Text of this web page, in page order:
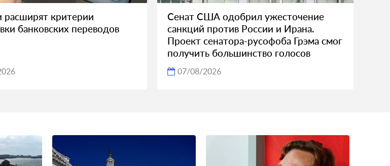
расширят критерии
банковских переводов
Сенат США одобрил ужесточение
санкций против России и Ирана.
Проект сенатора-русофоба Грэма смог
получить большинство голосов
07/08/2026